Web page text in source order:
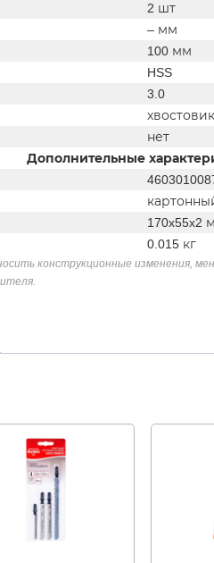
2 шт
– мм
100 мм
HSS
3.0
нет
Дополнительные
170x55x2
0.015 кг
конструкционные изменения,